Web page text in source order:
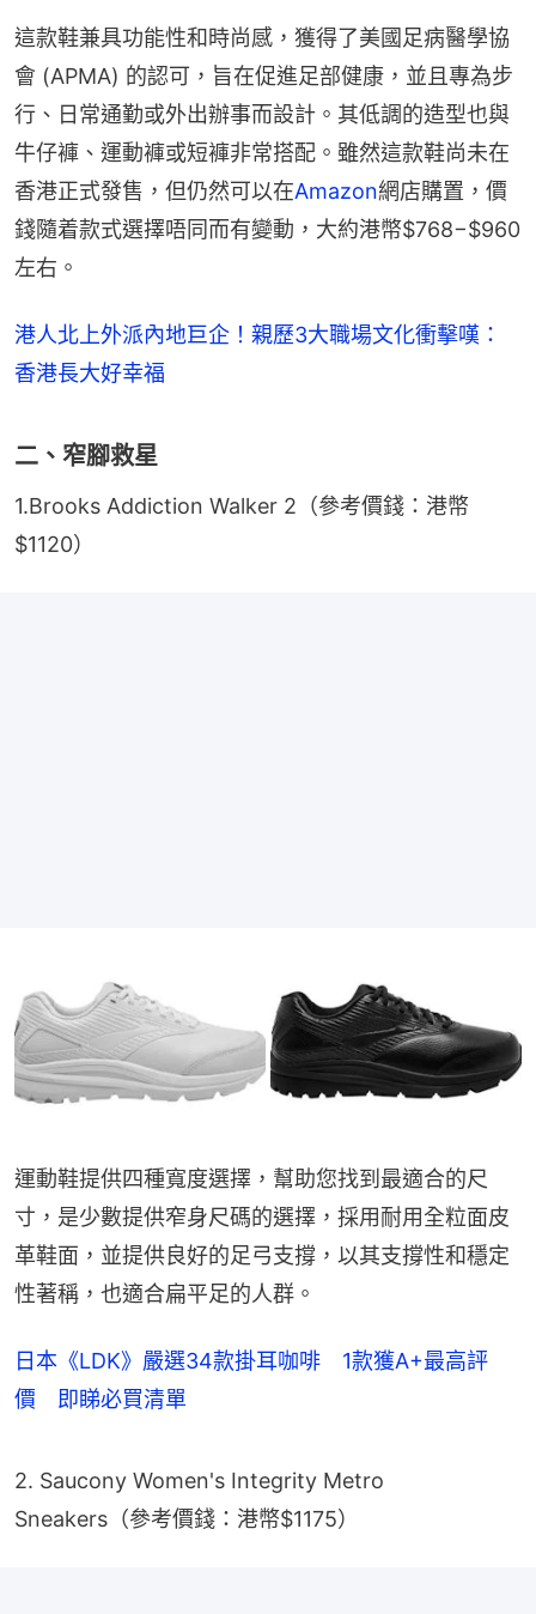
這款鞋兼具功能性和時尚感，獲得了美國足病醫學協
會 (APMA) 的認可，旨在促進足部健康，並且專為步
行、日常通勤或外出辦事而設計。其低調的造型也與
牛仔褲、運動褲或短褲非常搭配。雖然這款鞋尚未在
香港正式發售，但仍然可以在Amazon網店購置，價
錢隨着款式選擇唔同而有變動，大約港幣$768−$960
左右。
港人北上外派內地巨企！親歷3大職場文化衝擊嘆：
香港長大好幸福
二、窄腳救星
1.Brooks Addiction Walker 2（參考價錢：港幣
$1120）
運動鞋提供四種寬度選擇，幫助您找到最適合的尺
寸，是少數提供窄身尺碼的選擇，採用耐用全粒面皮
革鞋面，並提供良好的足弓支撐，以其支撐性和穩定
性著稱，也適合扁平足的人群。
日本《LDK》嚴選34款掛耳咖啡 1款獲A+最高評
價 即睇必買清單
2. Saucony Women's Integrity Metro
Sneakers（參考價錢：港幣$1175）